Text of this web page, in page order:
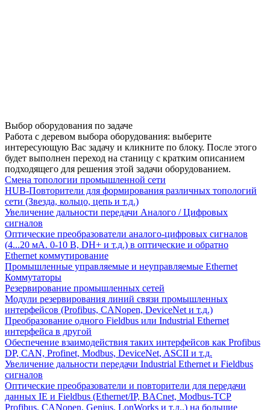
Выбор оборудования по задаче
Работа с деревом выбора оборудования: выберите
интересующую Вас задачу и кликните по блоку. После этого
будет выполнен переход на станицу с кратким описанием
подходящего для решения этой задачи оборудованием.
Смена топологии промышленной сети
HUB-Повторители для формирования различных топологий
сети (Звезда, кольцо, цепь и т.д.)
Увеличение дальности передачи Аналого / Цифровых
сигналов
Оптические преобразователи аналого-цифровых сигналов
(4...20 мА. 0-10 В, DH+ и т.д.) в оптические и обратно
Ethernet коммутирование
Промышленные управляемые и неуправляемые Ethernet
Коммутаторы
Резервирование промышленных сетей
Модули резервирования линий связи промышленных
интерфейсов (Profibus, CANopen, DeviceNet и т.д.)
Преобразование одного Fieldbus или Industrial Ethernet
интерфейса в другой
Обеспечение взаимодействия таких интерфейсов как Profibus
DP, CAN, Profinet, Modbus, DeviceNet, ASCII и т.д.
Увеличение дальности передачи Industrial Ethernet и Fieldbus
сигналов
Оптические преобразователи и повторители для передачи
данных IE и Fieldbus (Ethernet/IP, BACnet, Modbus-TCP
Profibus, CANopen, Genius, LonWorks и т.д..) на большие